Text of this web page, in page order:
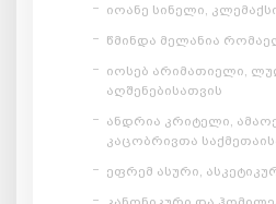
იოანე სინელი,
წმინდა მელანია
იოსებ არიმათიელი,
აღშენებისათვის
ანდრია კრიტელი,
კაცობრივთა
ეფრემ ასური,